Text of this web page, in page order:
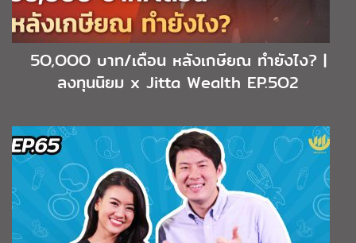
5O,OOO บาท/เดือน หลังเกษียณ ทำยังไง? |
ลงทุนนิยม x Jitta Wealth EP.5O2